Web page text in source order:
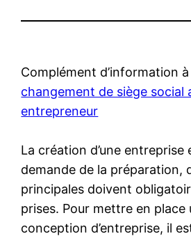
Complément d’information
changement de siège social
entrepreneur
La création d’une
demande de la préparation,
principales doivent
prises. Pour mettre en place
conception d’entreprise, il